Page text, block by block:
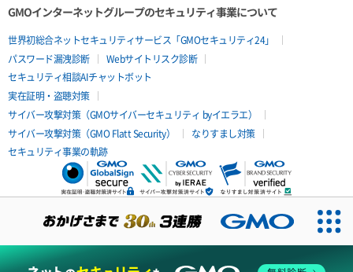
GMOインターネットグループのセキュリティ事業について
世界初総合ネットセキュリティサービス「GMOセキュリティ24」
パスワード漏洩診断
Webサイトリスク診断
セキュリティ相談AIチャットボット
実在証明・盗聴対策
サイバー攻撃対策（GMOサイバーセキュリティ byイエラエ）
サイバー攻撃対策（GMO Flatt Security）
なりすまし対策
セキュリティ事業の軌跡